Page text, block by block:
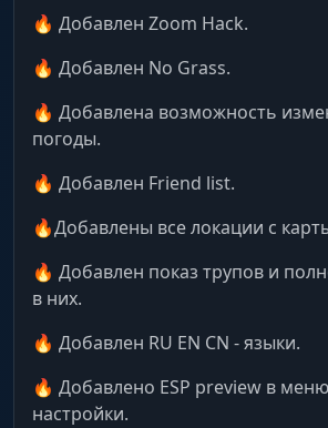
🔥 Добавлен Zoom Hack.
🔥 Добавлен No Grass.
🔥 Добавлена возможность
погоды.
🔥 Добавлен Friend list.
🔥Добавлены все локации с
🔥 Добавлен показ трупов и
в них.
🔥 Добавлен RU EN CN - языки.
🔥 Добавлено ESP preview в
настройки.